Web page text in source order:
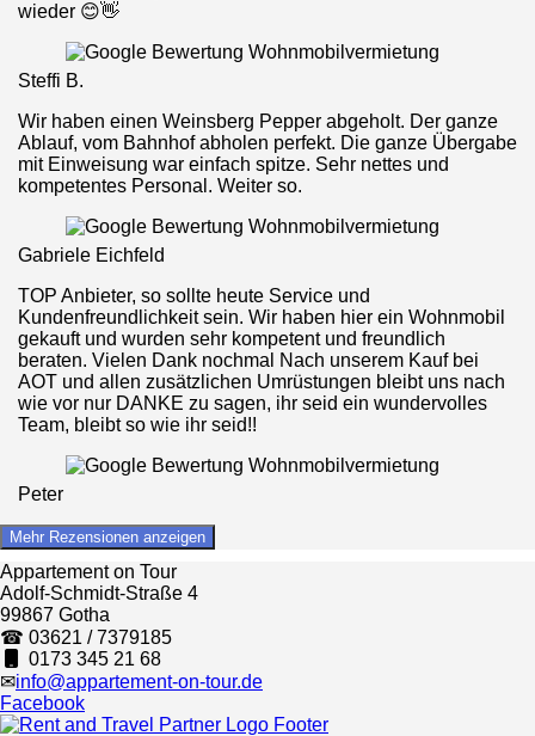
wieder 😊👋
Steffi B.
Wir haben einen Weinsberg Pepper abgeholt. Der ganze
Ablauf, vom Bahnhof abholen perfekt. Die ganze Übergabe
mit Einweisung war einfach spitze. Sehr nettes und
kompetentes Personal. Weiter so.
Gabriele Eichfeld
TOP Anbieter, so sollte heute Service und
Kundenfreundlichkeit sein. Wir haben hier ein Wohnmobil
gekauft und wurden sehr kompetent und freundlich
beraten. Vielen Dank nochmal Nach unserem Kauf bei
AOT und allen zusätzlichen Umrüstungen bleibt uns nach
wie vor nur DANKE zu sagen, ihr seid ein wundervolles
Team, bleibt so wie ihr seid!!
Peter
Mehr Rezensionen anzeigen
Appartement on Tour
Adolf-Schmidt-Straße 4
99867 Gotha
☎ 03621 / 7379185
0173 345 21 68
✉info@appartement-on-tour.de
Facebook